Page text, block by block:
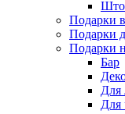
Подарки
Подарки
Подарки
Бар
Для
Для